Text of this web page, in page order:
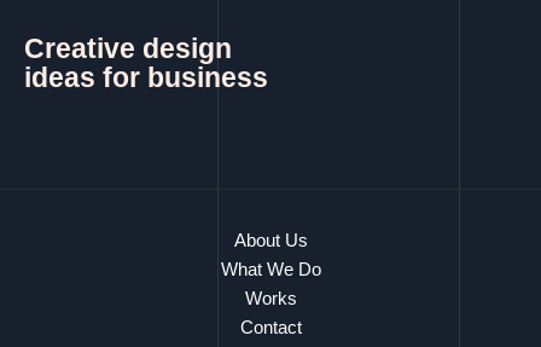
Creative design
ideas for business
About Us
What We Do
Works
Contact